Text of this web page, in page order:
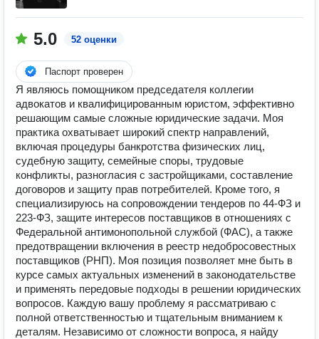
5.0 52 оценки
Паспорт проверен
Я являюсь помощником председателя коллегии
адвокатов и квалифицированным юристом, эффективно
решающим самые сложные юридические задачи. Моя
практика охватывает широкий спектр направлений,
включая процедуры банкротства физических лиц,
судебную защиту, семейные споры, трудовые
конфликты, разногласия с застройщиками, составление
договоров и защиту прав потребителей. Кроме того, я
специализируюсь на сопровождении тендеров по 44-ФЗ и
223-ФЗ, защите интересов поставщиков в отношениях с
Федеральной антимонопольной службой (ФАС), а также
предотвращении включения в реестр недобросовестных
поставщиков (РНП). Моя позиция позволяет мне быть в
курсе самых актуальных изменений в законодательстве
и применять передовые подходы в решении юридических
вопросов. Каждую вашу проблему я рассматриваю с
полной ответственностью и тщательным вниманием к
деталям. Независимо от сложности вопроса, я найду